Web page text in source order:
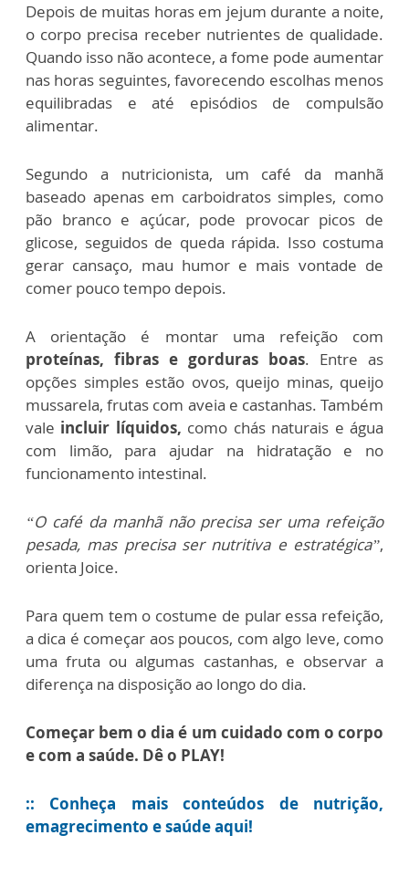
Depois de muitas horas em jejum durante a noite,
o corpo precisa receber nutrientes de qualidade.
Quando isso não acontece, a fome pode aumentar
nas horas seguintes, favorecendo escolhas menos
equilibradas e até episódios de compulsão
alimentar.
Segundo a nutricionista, um café da manhã
baseado apenas em carboidratos simples, como
pão branco e açúcar, pode provocar picos de
glicose, seguidos de queda rápida. Isso costuma
gerar cansaço, mau humor e mais vontade de
comer pouco tempo depois.
A orientação é montar uma refeição com
proteínas, fibras e gorduras boas. Entre as
opções simples estão ovos, queijo minas, queijo
mussarela, frutas com aveia e castanhas. Também
vale incluir líquidos, como chás naturais e água
com limão, para ajudar na hidratação e no
funcionamento intestinal.
“O café da manhã não precisa ser uma refeição
pesada, mas precisa ser nutritiva e estratégica”,
orienta Joice.
Para quem tem o costume de pular essa refeição,
a dica é começar aos poucos, com algo leve, como
uma fruta ou algumas castanhas, e observar a
diferença na disposição ao longo do dia.
Começar bem o dia é um cuidado com o corpo
e com a saúde. Dê o PLAY!
:: Conheça mais conteúdos de nutrição,
emagrecimento e saúde aqui!